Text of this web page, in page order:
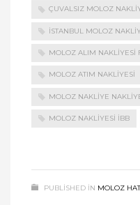
ÇUVALSIZ MOLOZ
ISTANBUL MOLOZ
MOLOZ ALIM NAKLIYESI
MOLOZ ATIM NAKLIYESI
MOLOZ NAKLIYE
MOLOZ NAKLIYESI IBB
PUBLISHED IN MOLOZ